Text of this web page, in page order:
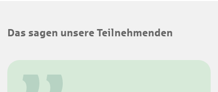
Das sagen unsere Teilnehmenden